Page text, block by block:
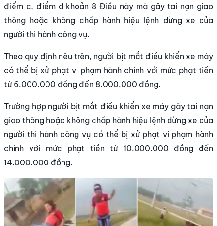
điểm c, điểm d khoản 8 Điều này mà gây tai nạn giao
thông hoặc không chấp hành hiệu lệnh dừng xe của
người thi hành công vụ.
Theo quy định nêu trên, người bịt mắt điều khiển xe máy
có thể bị xử phạt vi phạm hành chính với mức phạt tiền
từ 6.000.000 đồng đến 8.000.000 đồng.
Trường hợp người bịt mắt điều khiển xe máy gây tai nạn
giao thông hoặc không chấp hành hiệu lệnh dừng xe của
người thi hành công vụ có thể bị xử phạt vi phạm hành
chính với mức phạt tiền từ 10.000.000 đồng đến
14.000.000 đồng.